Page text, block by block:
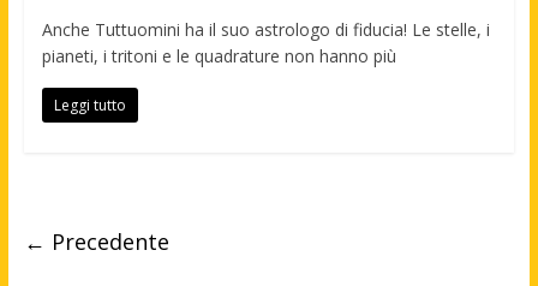
Anche Tuttuomini ha il suo astrologo di fiducia! Le stelle, i
pianeti, i tritoni e le quadrature non hanno più
Leggi tutto
← Precedente